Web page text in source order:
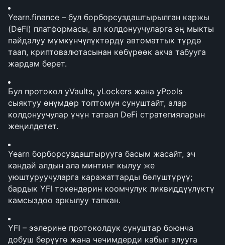
Yearn.finance – бул борборсуздаштырылган каржы
(DeFi) платформасы, ал колдонуучуларга эң мыкты
пайдалуу мүмкүнчүлүктөрдү автоматтык түрдө
таап, криптовалютасынан көбүрөөк акча табууга
жардам берет.
Бул протокол yVaults, yLockers жана yPools
сыяктуу өнүмдөр топтомун сунуштайт, алар
колдонуучулар үчүн татаал DeFi стратегияларын
жеңилдетет.
Yearn борборсуздаштырууга басым жасайт, эч
кандай алдын ала минтинг кылуу же
уюштуруучуларга каражаттарды бөлүштүрүү;
бардык YFI токендерин коомчулук ликвиддүүлүктү
камсыздоо аркылуу тапкан.
YFI – ээлерине протоколдук сунуштар боюнча
добуш берүүгө жана чечимдерди кабыл алууга